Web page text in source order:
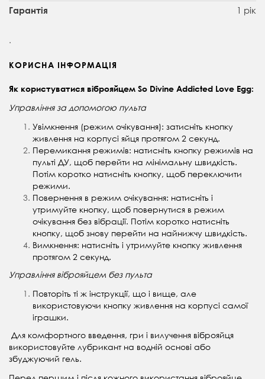
Гарантія 1 рік
.
КОРИСНА ІНФОРМАЦІЯ
Як користуватися віброяйцем So Divine Addicted Love Egg:
Управління за допомогою пульта
Увімкнення (режим очікування): затисніть кнопку
живлення на корпусі яйця протягом 2 секунд.
Перемикання режимів: натисніть кнопку режимів на
пульті ДУ, щоб перейти на мінімальну швидкість.
Потім коротко натисніть кнопку, щоб переключити
режими.
Повернення в режим очікування: натисніть і
утримуйте кнопку, щоб повернутися в режим
очікування без вібрації. Потім коротко натисніть
кнопку, щоб знову перейти на найнижчу швидкість.
Вимкнення: натисніть і утримуйте кнопку живлення
протягом 2 секунд.
Управління віброяйцем без пульта
Повторіть ті ж інструкції, що і вище, але
використовуючи кнопку живлення на корпусі самої
іграшки.
Для комфортного введення, гри і вилучення віброяйця
використовуйте лубрикант на водній основі або
збуджуючий гель.